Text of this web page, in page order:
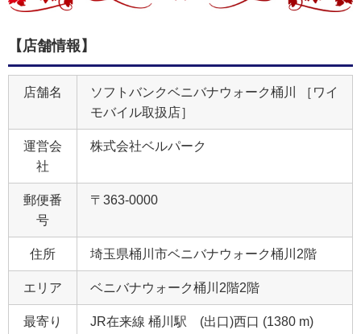
【店舗情報】
店舗名
ソフトバンクベニバナウォーク桶川 ［ワイ
モバイル取扱店］
運営会
社
株式会社ベルパーク
郵便番
号
〒363-0000
住所 埼玉県桶川市ベニバナウォーク桶川2階
エリア ベニバナウォーク桶川2階2階
最寄り
JR在来線 桶川駅 (出口)西口 (1380 m)